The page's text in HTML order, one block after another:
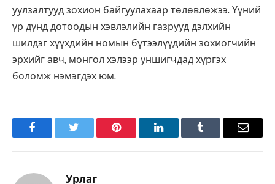
уулзалтууд зохион байгуулахаар төлөвлөжээ. Үүний
үр дүнд дотоодын хэвлэлийн газрууд дэлхийн
шилдэг хүүхдийн номын бүтээлүүдийн зохиогчийн
эрхийг авч, монгол хэлээр уншигчдад хүргэх
боломж нэмэгдэх юм.
FacebookTwitter Pinterest LinkedInTumblr Имэйл
Урлаг